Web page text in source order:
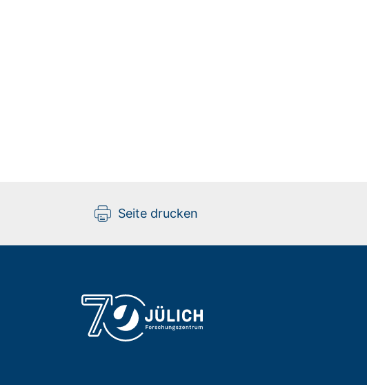
Seite drucken